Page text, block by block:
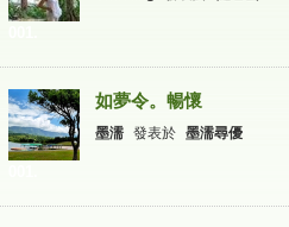
如夢令。暢懷
墨濡 發表於 墨濡尋優